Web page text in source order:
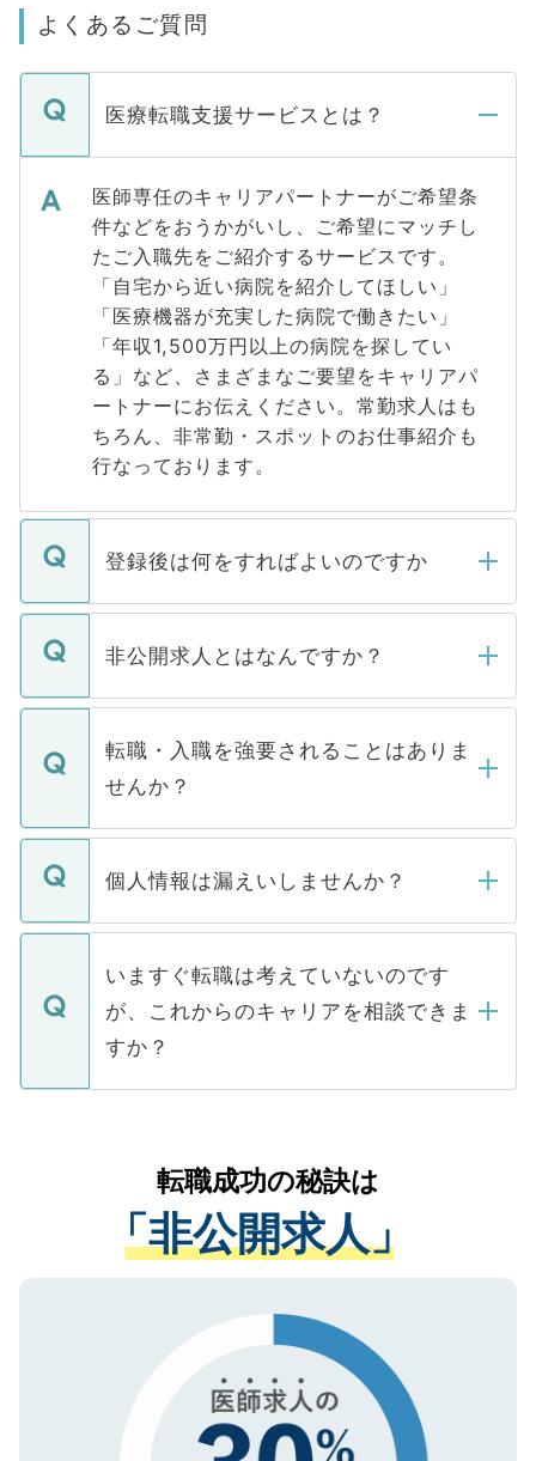
よくあるご質問
医療転職支援サービスとは？
医師専任のキャリアパートナーがご希望条
件などをおうかがいし、ご希望にマッチし
たご入職先をご紹介するサービスです。
「自宅から近い病院を紹介してほしい」
「医療機器が充実した病院で働きたい」
「年収1,500万円以上の病院を探してい
る」など、さまざまなご要望をキャリアパ
ートナーにお伝えください。常勤求人はも
ちろん、非常勤・スポットのお仕事紹介も
行なっております。
登録後は何をすればよいのですか
ご登録いただきましたら、弊社担当者がご
登録内容を確認し、その後メールもしくは
ます。通常、5営業日以内にはご連絡をせて
いただきますので、しばらくお待ちくださ
非公開求人とはなんですか？
マイナビDOCTORで取り扱っている求人の
うち約3割は、Webサイトからご覧いただ
けない「非公開求人」です。非公開求人は
下記の理由によって、一般には公開してい
ません。
■応募殺到を避けるため 人気のある医療機
関を公にしてしまうと、応募が殺到する場
に、医療機関が求める条件に合った人材の
みを人材紹介会社に依頼するケースが増え
ています。
転職・入職を強要されることはありま
せんか？
転職・入職を強要することは一切ありませ
ん。また、仮に応募先から内定をいただい
定を承諾する必要はありません。内定先へ
の辞退の連絡はキャリアパートナーが行い
個人情報は漏えいしませんか？
個人情報が漏えいすることはありませんの
で、ご安心ください。当サイトからの登録
などで収集したご登録者様の個人情報は、
ご本人のキャリアアップおよび転職活動の
支援を目的に使用いたします。お預かりし
ているすべての個人データはご本人の許可
は、個人情報の取り扱いについての厳密な
管理基準を満たした事業者のみに付与され
る、プライバシーマークを取得済みです。
で、機密保持に関してもご安心ください。
いますぐ転職は考えていないのです
が、これからのキャリアを相談できま
すか？
かがいして、現在の医療機関の状況や紹介
経験をまじえながら、適切なアドバイスを
させていただきます。すぐにご転職をされ
ない方には、長期的なサポートが可能です
ので、まずはご登録ください。
転職成功の秘訣は
「非公開求人」